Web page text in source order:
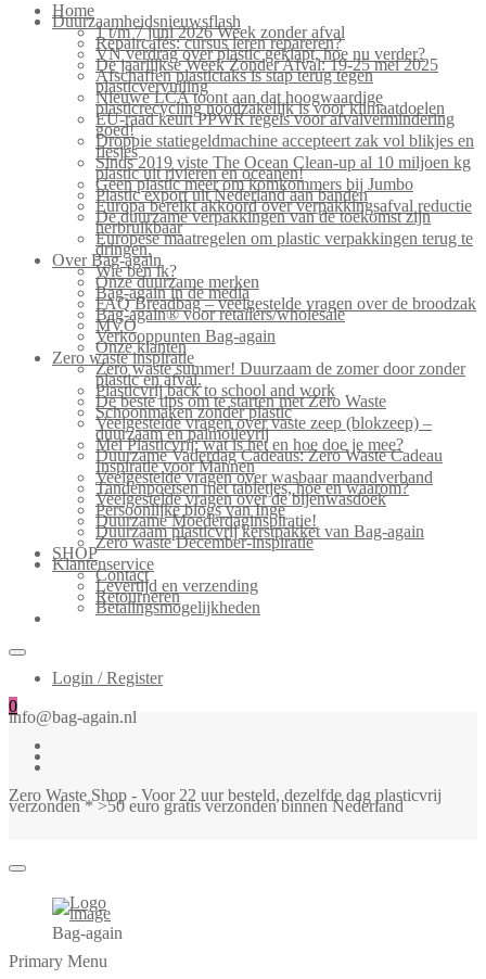
Home
Duurzaamheidsnieuwsflash
1 t/m 7 juni 2026 Week zonder afval
Repaircafés: cursus leren repareren?
VN verdrag over plastic geklapt, hoe nu verder?
De jaarlijkse Week Zonder Afval: 19-25 mei 2025
Afschaffen plastictaks is stap terug tegen
plasticvervuiling
Nieuwe LCA toont aan dat hoogwaardige
plasticrecycling noodzakelijk is voor klimaatdoelen
EU-raad keurt PPWR regels voor afvalvermindering
goed!
Droppie statiegeldmachine accepteert zak vol blikjes en
flesjes
Sinds 2019 viste The Ocean Clean-up al 10 miljoen kg
plastic uit rivieren en oceanen!
Geen plastic meer om komkommers bij Jumbo
Plastic export uit Nederland aan banden
Europa bereikt akkoord over verpakkingsafval reductie
De duurzame verpakkingen van de toekomst zijn
herbruikbaar
Europese maatregelen om plastic verpakkingen terug te
dringen.
Over Bag-again
Wie ben ik?
Onze duurzame merken
Bag-again in de media
FAQ Breadbag – veelgestelde vragen over de broodzak
Bag-again® voor retailers/wholesale
MVO
Verkooppunten Bag-again
Onze klanten
Zero waste inspiratie
Zero waste summer! Duurzaam de zomer door zonder
plastic en afval.
Plasticvrij back to school and work
De beste tips om te starten met Zero Waste
Schoonmaken zonder plastic
Veelgestelde vragen over vaste zeep (blokzeep) –
duurzaam en palmolievrij
Mei Plasticvrij: wat is het en hoe doe je mee?
Duurzame Vaderdag Cadeaus: Zero Waste Cadeau
Inspiratie voor Mannen
Veelgestelde vragen over wasbaar maandverband
Tandenpoetsen met tabletjes, hoe en waarom?
Veelgestelde vragen over de bijenwasdoek
Persoonlijke blogs van Inge
Duurzame Moederdaginspiratie!
Duurzaam plasticvrij kerstpakket van Bag-again
Zero waste December-inspiratie
SHOP
Klantenservice
Contact
Levertijd en verzending
Retourneren
Betalingsmogelijkheden
Login / Register
0
info@bag-again.nl
Zero Waste Shop - Voor 22 uur besteld, dezelfde dag plasticvrij
verzonden * >50 euro gratis verzonden binnen Nederland
Bag-again
Primary Menu